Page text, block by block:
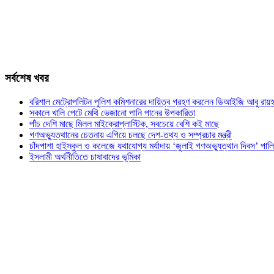
সর্বশেষ খবর
বরিশাল মেট্রোপলিটন পুলিশ কমিশনারের দায়িত্ব গ্রহণ করলেন ডিআইজি আবু
সকালে খালি পেটে মেথি ভেজানো পানি পানের উপকারিতা
পাঁচ দেশি মাছে মিলল মাইক্রোপ্লাস্টিক, সবচেয়ে বেশি কই মাছে
গণঅভ্যুত্থানের চেতনায় এগিয়ে চলছে দেশ-তথ্য ও সম্প্রচার মন্ত্রী
চাঁদপাশা হাইস্কুল ও কলেজে যথাযোগ্য মর্যাদায় ‘জুলাই গণঅভ্যুত্থান দিবস’
ইসলামী অর্থনীতিতে চাষাবাদের ভূমিকা